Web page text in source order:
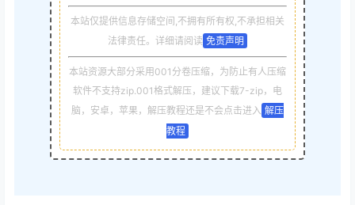
本站仅提供信息存储空间,不拥有所有权,不承担相关
法律责任。详细请阅读 免责声明
本站资源大部分采用001分卷压缩，为防止有人压缩
软件不支持zip.001格式解压，建议下载7-zip，电
脑，安卓，苹果，解压教程还是不会点击进入 解压
教程